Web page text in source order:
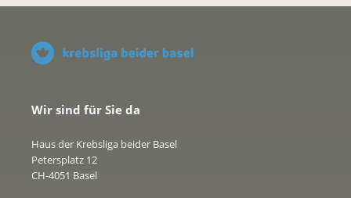
Wir sind für Sie da
Haus der Krebsliga beider Basel
Petersplatz 12
CH-4051 Basel